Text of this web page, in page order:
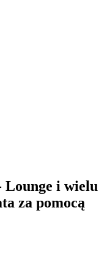
Lounge i wielu
za pomocą